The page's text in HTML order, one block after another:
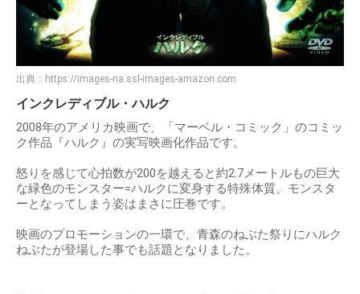
出典： https://images-na.ssl-images-amazon.com
インクレディブル・ハルク
2008年のアメリカ映画で、「マーベル・コミック」のコミッ
ク作品『ハルク』の実写映画化作品です。
怒りを感じて心拍数が200を越えると約2.7メートルもの巨大
な緑色のモンスター=ハルクに変身する特殊体質、モンスタ
ーとなってしまう姿はまさに圧巻です。
映画のプロモーションの一環で、青森のねぶた祭りにハルク
ねぶたが登場した事でも話題となりました。